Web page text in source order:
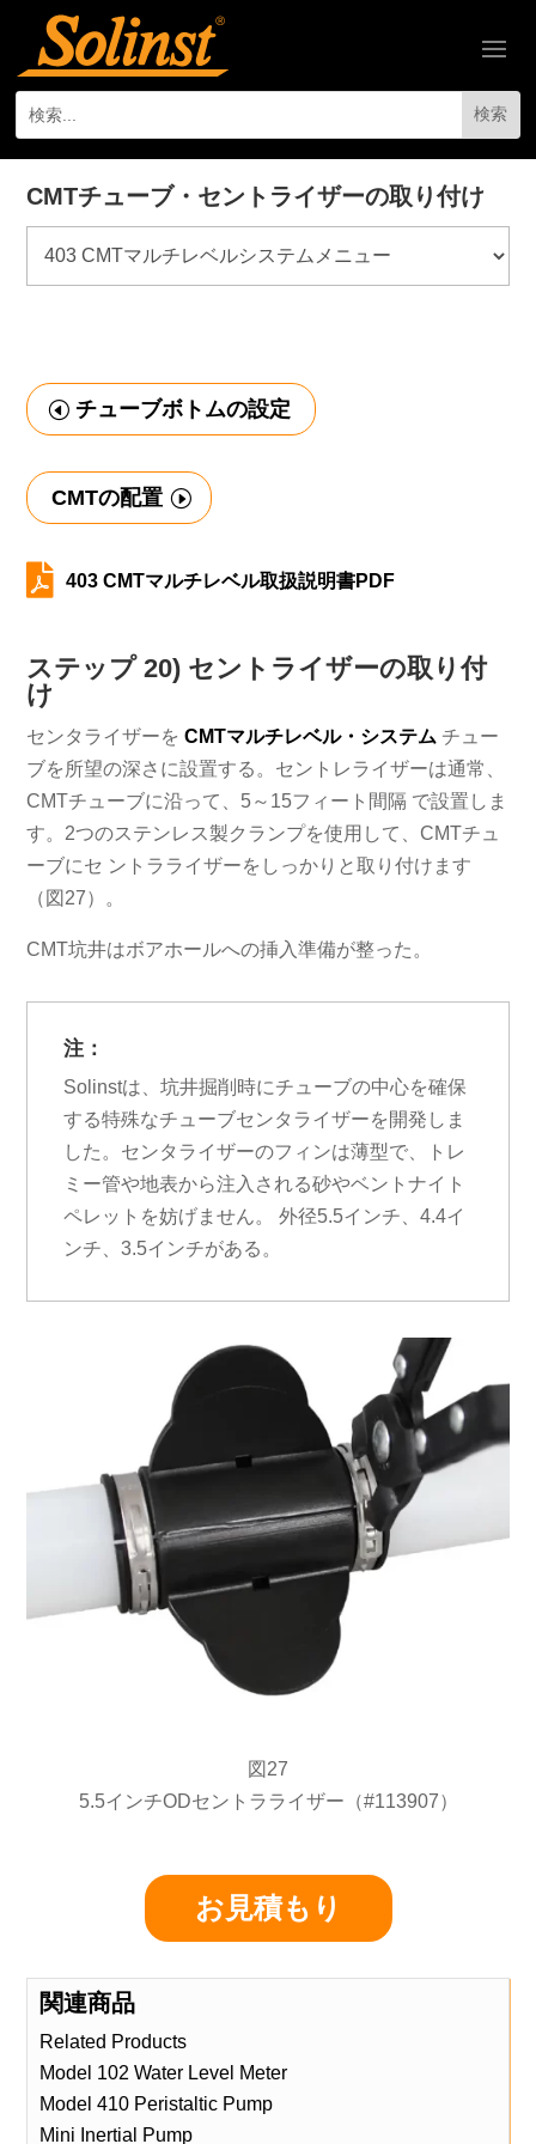
CMTチューブ・セントライザーの取り付け
チューブボトムの設定
CMTの配置
 403 CMTマルチレベル取扱説明書PDF
ステップ 20) セントライザーの取り付
け
センタライザーを CMTマルチレベル・システム チュー
ブを所望の深さに設置する。セントレライザーは通常、
CMTチューブに沿って、5～15フィート間隔 で設置しま
す。2つのステンレス製クランプを使用して、CMTチュ
ーブにセ ントラライザーをしっかりと取り付けます
（図27）。
CMT坑井はボアホールへの挿入準備が整った。
注：
Solinstは、坑井掘削時にチューブの中心を確保
する特殊なチューブセンタライザーを開発しま
した。センタライザーのフィンは薄型で、トレ
ミー管や地表から注入される砂やベントナイト
ペレットを妨げません。 外径5.5インチ、4.4イ
ンチ、3.5インチがある。
図27
5.5インチODセントラライザー（#113907）
お見積もり
関連商品
Related Products
Model 102 Water Level Meter
Model 410 Peristaltic Pump
Mini Inertial Pump